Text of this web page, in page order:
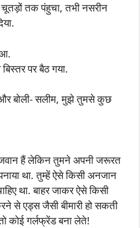
तक पंहुचा, तभी नसरीन
पर बैठ गया.
बोली- सलीम, मुझे तुमसे कुछ
जवान हैं लेकिन तुमने अपनी जरूरत
था. तुम्हें ऐसे किसी अनजान
था. बाहर जाकर ऐसे किसी
एड्स जैसी बीमारी हो सकती
कोई गर्लफ्रेंड बना लेते!